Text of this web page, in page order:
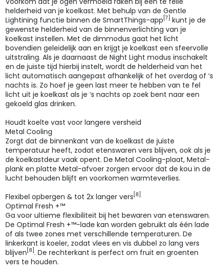
helderheid van je koelkast. Met behulp van de Gentle
Lightining functie binnen de SmartThings-app [7] kunt je de
gewenste helderheid van de binnenverlichting van je
koelkast instellen. Met de dimmodus gaat het licht
bovendien geleidelijk aan en krijgt je koelkast een sfeervolle
uitstraling. Als je daarnaast de Night Light modus inschakelt
en de juiste tijd hierbij instelt, wordt de helderheid van het
licht automatisch aangepast afhankelijk of het overdag of ‘s
nachts is. Zo hoef je geen last meer te hebben van te fel
licht uit je koelkast als je ‘s nachts op zoek bent naar een
gekoeld glas drinken.
Houdt koelte vast voor langere versheid
Metal Cooling
Zorgt dat de binnenkant van de koelkast de juiste
temperatuur heeft, zodat etenswaren vers blijven, ook als je
de koelkastdeur vaak opent. De Metal Cooling-plaat, Metal-
plank en platte Metal-afvoer zorgen ervoor dat de kou in de
lucht behouden blijft en voorkomen warmteverlies.
Flexibel opbergen & tot 2x langer vers [8]
Optimal Fresh +™
Ga voor ultieme flexibiliteit bij het bewaren van etenswaren.
De Optimal Fresh +™-lade kan worden gebruikt als één lade
of als twee zones met verschillende temperaturen. De
linkerkant is koeler, zodat vlees en vis dubbel zo lang vers
blijven [8] . De rechterkant is perfect om fruit en groenten
vers te houden.